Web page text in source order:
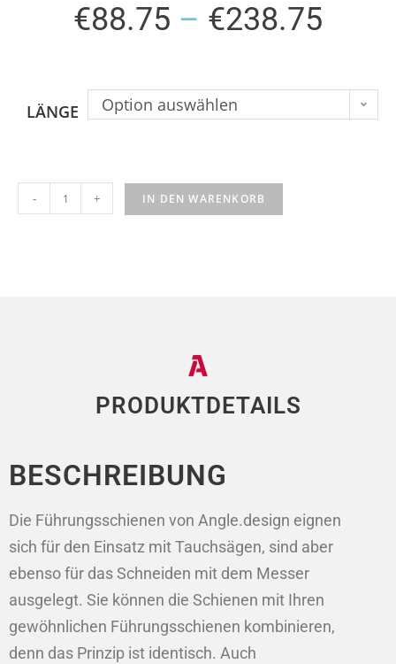
€88.75 – €238.75
LÄNGE Option auswählen
- + IN DEN WARENKORB
PRODUKTDETAILS
BESCHREIBUNG
Die Führungsschienen von Angle.design eignen
sich für den Einsatz mit Tauchsägen, sind aber
ebenso für das Schneiden mit dem Messer
ausgelegt. Sie können die Schienen mit Ihren
gewöhnlichen Führungsschienen kombinieren,
denn das Prinzip ist identisch. Auch